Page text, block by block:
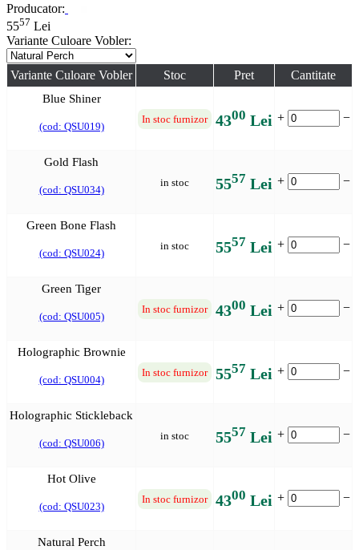
Producator:
5557 Lei
Variante Culoare Vobler:
Variante Culoare Vobler Stoc Pret Cantitate
Blue Shiner
(cod: QSU019)
In stoc furnizor 4300 Lei + −
Gold Flash
(cod: QSU034)
in stoc 5557 Lei + −
Green Bone Flash
(cod: QSU024)
in stoc 5557 Lei + −
Green Tiger
(cod: QSU005)
In stoc furnizor 4300 Lei + −
Holographic Brownie
(cod: QSU004)
In stoc furnizor 5557 Lei + −
Holographic Stickleback
(cod: QSU006)
in stoc 5557 Lei + −
Hot Olive
(cod: QSU023)
In stoc furnizor 4300 Lei + −
Natural Perch